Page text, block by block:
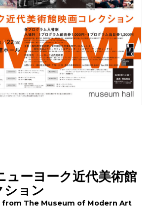
ーヨーク近代美術館
ション
from The Museum of Modern Art